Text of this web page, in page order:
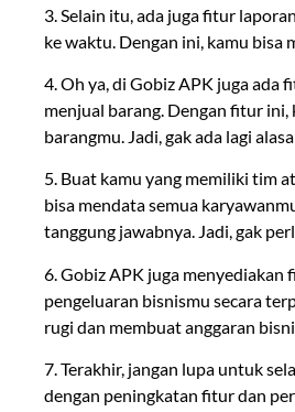
3. Selain itu, ada juga fitur
ke waktu. Dengan ini, kamu
4. Oh ya, di Gobiz APK juga ada
menjual barang. Dengan fitur
barangmu. Jadi, gak ada lagi
5. Buat kamu yang memiliki tim
bisa mendata semua
tanggung jawabnya. Jadi, gak
6. Gobiz APK juga menyediakan
pengeluaran bisnismu secara
rugi dan membuat anggaran
7. Terakhir, jangan lupa untuk
dengan peningkatan fitur dan